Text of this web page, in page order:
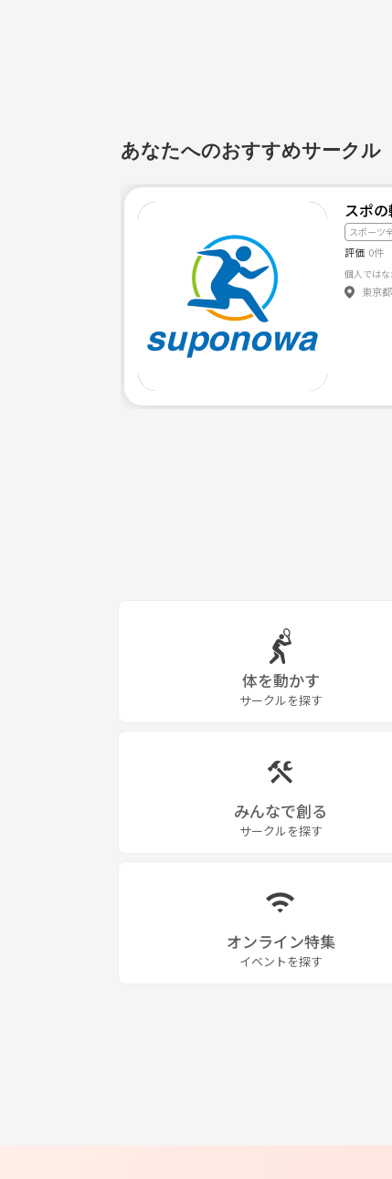
あなたへのおすすめサークル
スポ
スポーツ
評価 0件
個人では
東京都
体を動かす
サークルを探す
みんなで創る
サークルを探す
オンライン特集
イベントを探す